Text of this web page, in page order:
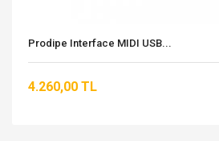
Prodipe Interface MIDI USB...
4.260,00 TL